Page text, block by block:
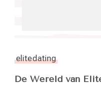
elitedating
De Wereld van